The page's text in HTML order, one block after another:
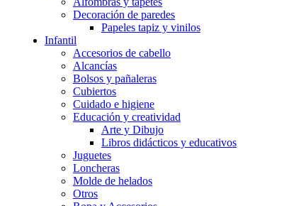
Decoración de paredes
Papeles tapiz y vinilos
Infantil
Accesorios de cabello
Alcancías
Bolsos y pañaleras
Cubiertos
Cuidado e higiene
Educación y creatividad
Arte y Dibujo
Libros didácticos y educativos
Juguetes
Loncheras
Molde de helados
Otros